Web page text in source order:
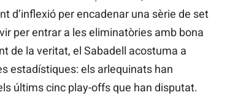
d’inflexió per encadenar una sèrie de set
per entrar a les eliminatòries amb bona
de la veritat, el Sabadell acostuma a
estadístiques: els arlequinats han
últims cinc play-offs que han disputat.